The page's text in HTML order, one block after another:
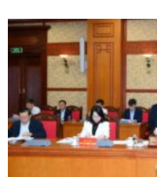
tác dụng ngăn ngừa ung